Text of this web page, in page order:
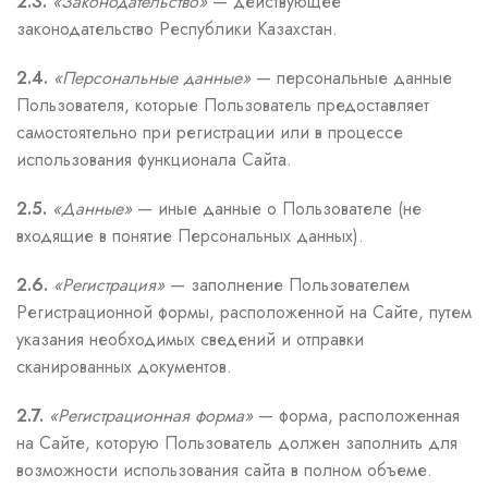
законодательство Республики Казахстан.
2.4. «Персональные данные»— персональные данные
Пользователя, которые Пользователь предоставляет
самостоятельно при регистрации или в процессе
использования функционала Сайта.
2.5. «Данные»— иные данные о Пользователе (не
входящие в понятие Персональных данных).
2.6. «Регистрация»— заполнение Пользователем
Регистрационной формы, расположенной на Сайте, путем
указания необходимых сведений и отправки
сканированных документов.
2.7. «Регистрационная форма»— форма, расположенная
на Сайте, которую Пользователь должен заполнить для
возможности использования сайта в полном объеме.